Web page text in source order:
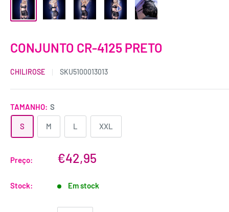
CONJUNTO CR-4125 PRETO
CHILIROSE SKU5100013013
TAMANHO: S
S M L XXL
Preço: €42,95
Stock: Em stock